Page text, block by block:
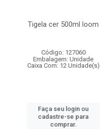
Tigela cer 500ml loom
Código: 127060
Embalagem: Unidade
Caixa Com: 12 Unidade(s)
Faça seu login ou
cadastre-se para
comprar.